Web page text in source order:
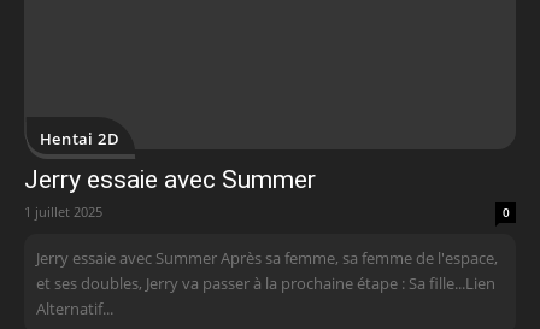
Hentai 2D
Jerry essaie avec Summer
1 juillet 2025 0
Jerry essaie avec Summer Après sa femme, sa femme de l'espace,
et ses doubles, Jerry va passer à la prochaine étape : Sa fille...Lien
Alternatif...